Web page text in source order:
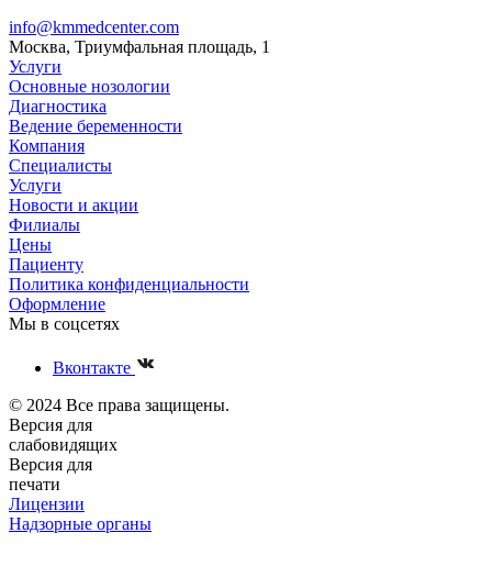
info@kmmedcenter.com
Москва, Триумфальная площадь, 1
Услуги
Основные нозологии
Диагностика
Ведение беременности
Компания
Специалисты
Услуги
Новости и акции
Филиалы
Цены
Пациенту
Политика конфиденциальности
Оформление
Мы в соцсетях
Вконтакте
© 2024 Все права защищены.
Версия для
слабовидящих
Версия для
печати
Лицензии
Надзорные органы